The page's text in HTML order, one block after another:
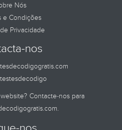
Nós
e Condições
Privacidade
nos
Contacte-nos para
.